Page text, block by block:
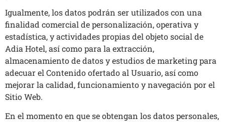
Igualmente, los datos podrán ser utilizados con una
finalidad comercial de personalización, operativa y
estadística, y actividades propias del objeto social de
Adia Hotel, así como para la extracción,
almacenamiento de datos y estudios de marketing para
adecuar el Contenido ofertado al Usuario, así como
mejorar la calidad, funcionamiento y navegación por el
Sitio Web.
En el momento en que se obtengan los datos personales,